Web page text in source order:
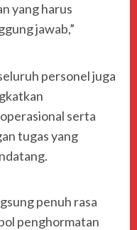
yang harus
jawab,”
personel juga
serta
tugas yang
penuh rasa
penghormatan